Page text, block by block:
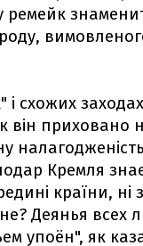
схожих
він приховано
Кремля
країни,
Деянья всех
упоён", як